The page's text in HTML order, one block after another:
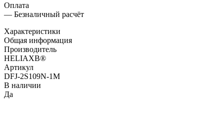
Оплата
— Безналичный расчёт
Характеристики
Общая информация
Производитель
HELIAXВ®
Артикул
DFJ-2S109N-1M
В наличии
Да